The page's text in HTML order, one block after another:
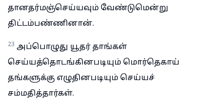
தானதர்மஞ்செய்யவும் வேண்டுமென்று
திட்டம்பண்ணினான்.
23 அப்பொழுது யூதர் தாங்கள்
செய்யத்தொடங்கினபடியும் மொர்தெகாய்
தங்களுக்கு எழுதினபடியும் செய்யச்
சம்மதித்தார்கள்.